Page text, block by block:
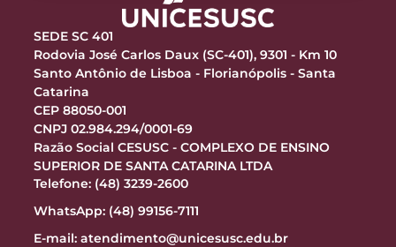
SEDE SC 401
Rodovia José Carlos Daux (SC-401), 9301 - Km 10
Santo Antônio de Lisboa - Florianópolis - Santa
Catarina
CEP 88050-001
CNPJ 02.984.294/0001-69
Razão Social CESUSC - COMPLEXO DE ENSINO
SUPERIOR DE SANTA CATARINA LTDA
Telefone: (48) 3239-2600
WhatsApp: (48) 99156-7111
E-mail: atendimento@unicesusc.edu.br